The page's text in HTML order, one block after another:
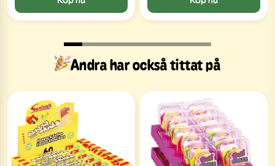
Andra har också tittat på